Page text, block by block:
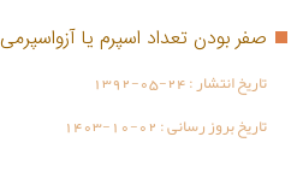
صفر بودن تعداد اسپرم یا آزواسپرمی
تاریخ انتشار :1392-05-24
تاریخ بروز رسانی :1403-10-02